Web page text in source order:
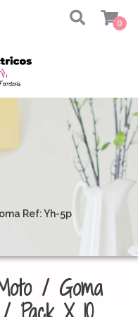
0
Ref: Yh-5p
/ Goma